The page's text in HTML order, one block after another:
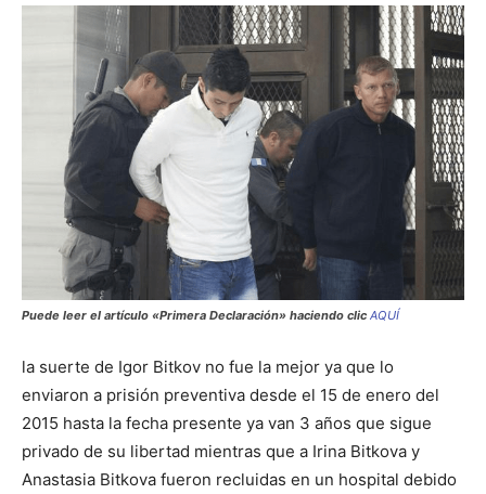
Puede leer el artículo «Primera Declaración» haciendo clic AQUÍ
la suerte de Igor Bitkov no fue la mejor ya que lo
enviaron a prisión preventiva desde el 15 de enero del
2015 hasta la fecha presente ya van 3 años que sigue
privado de su libertad mientras que a Irina Bitkova y
Anastasia Bitkova fueron recluidas en un hospital debido